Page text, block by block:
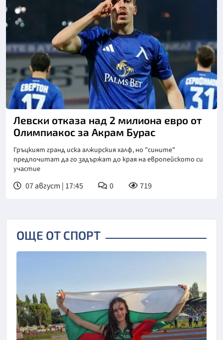
Снимка: goggle
Левски отказа над 2 милиона евро от
Олимпиакос за Акрам Бурас
Гръцкият гранд иска алжирския халф, но "сините"
предпочитат да го задържат до края на европейското си
участие
07 август | 17:45 0 719
ОЩЕ ОТ СПОРТ